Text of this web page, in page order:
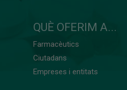
QUÈ OFERIM A...
Farmacèutics
Ciutadans
Empreses i entitats